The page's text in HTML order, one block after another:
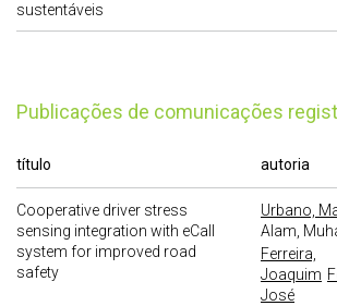
sustentáveis
publicações de comunicações
título autoria
Cooperative driver stress
sensing integration with eCall
system for improved road
safety
Urbano,
Alam,
Ferreira,
Joaquim
José